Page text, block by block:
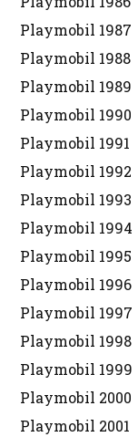
Playmobil 1987
Playmobil 1988
Playmobil 1989
Playmobil 1990
Playmobil 1991
Playmobil 1992
Playmobil 1993
Playmobil 1994
Playmobil 1995
Playmobil 1996
Playmobil 1997
Playmobil 1998
Playmobil 1999
Playmobil 2000
Playmobil 2001